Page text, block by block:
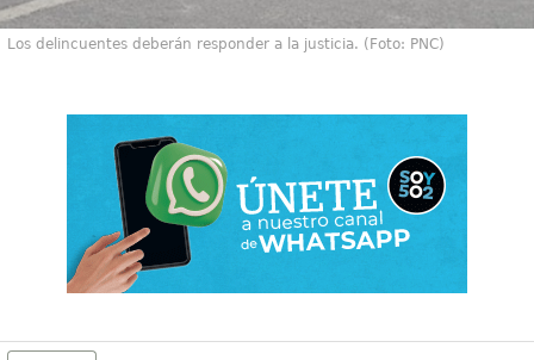
Los delincuentes deberán responder a la justicia. (Foto: PNC)